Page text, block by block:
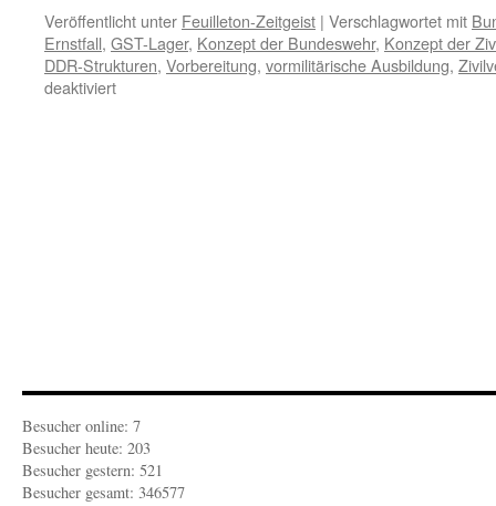
Veröffentlicht unter Feuilleton-Zeitgeist | Verschlagwortet mit
Ernstfall, GST-Lager, Konzept der Bundeswehr, Konzept der
DDR-Strukturen, Vorbereitung, vormilitärische Ausbildung,
deaktiviertfür
Besucher online: 7
Besucher heute: 203
Besucher gestern: 521
Besucher gesamt: 346577